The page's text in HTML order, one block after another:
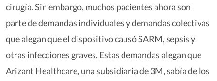
cirugía. Sin embargo, muchos pacientes ahora son
parte de demandas individuales y demandas colectivas
que alegan que el dispositivo causó SARM, sepsis y
otras infecciones graves. Estas demandas alegan que
Arizant Healthcare, una subsidiaria de 3M, sabía de los